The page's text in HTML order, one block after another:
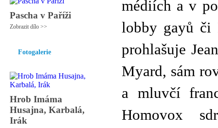
Pascha v Paříži
Zobrazit dílo >>
Fotogalerie
Hrob Imáma
Husajna, Karbalá,
Irák
médiích a v
lobby gayů či
prohlašuje
Myard, sám
a mluvčí
Homovox